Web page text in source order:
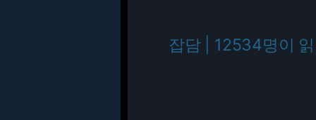
잡담 | 12534명이